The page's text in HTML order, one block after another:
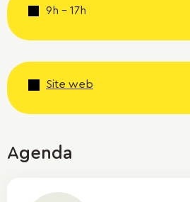
9h - 17h
Site web
Agenda